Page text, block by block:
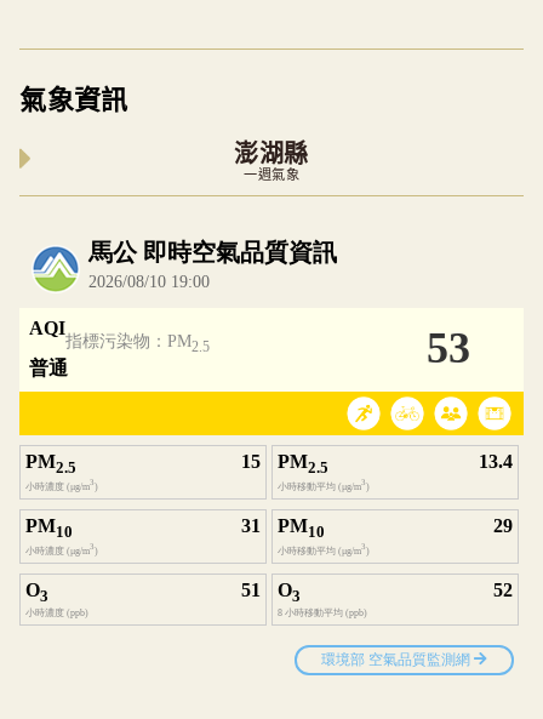
氣象資訊
澎湖縣
一週氣象
內嵌空氣品質小工具為視覺預覽，完整即時空